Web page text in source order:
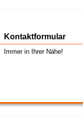
Kontaktformular
Immer in Ihrer Nähe!